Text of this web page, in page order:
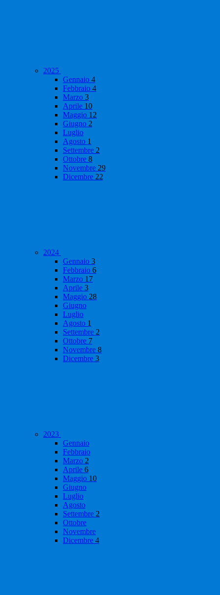
2025
Gennaio 4
Febbraio 4
Marzo 3
Aprile 10
Maggio 12
Giugno 2
Luglio
Agosto 1
Settembre 2
Ottobre 8
Novembre 29
Dicembre 22
2024
Gennaio 3
Febbraio 6
Marzo 17
Aprile 3
Maggio 28
Giugno
Luglio
Agosto 1
Settembre 2
Ottobre 7
Novembre 8
Dicembre 3
2023
Gennaio
Febbraio
Marzo 2
Aprile 6
Maggio 10
Giugno
Luglio
Agosto
Settembre 2
Ottobre
Novembre
Dicembre 4